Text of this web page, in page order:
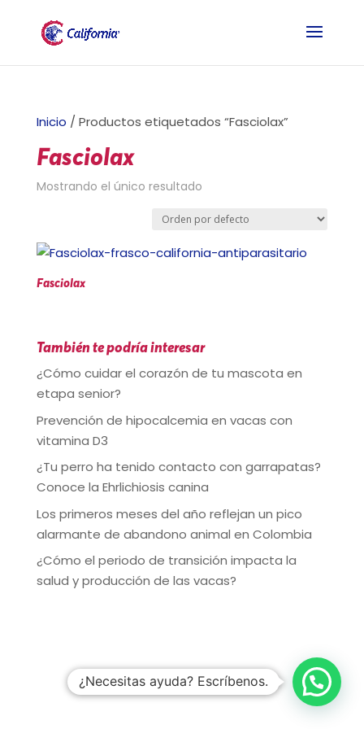
Inicio / Productos etiquetados “Fasciolax”
Fasciolax
Mostrando el único resultado
Fasciolax
También te podría interesar
¿Cómo cuidar el corazón de tu mascota en
etapa senior?
Prevención de hipocalcemia en vacas con
vitamina D3
¿Tu perro ha tenido contacto con garrapatas?
Conoce la Ehrlichiosis canina
Los primeros meses del año reflejan un pico
alarmante de abandono animal en Colombia
¿Cómo el periodo de transición impacta la
salud y producción de las vacas?
¿Necesitas ayuda? Escríbenos.